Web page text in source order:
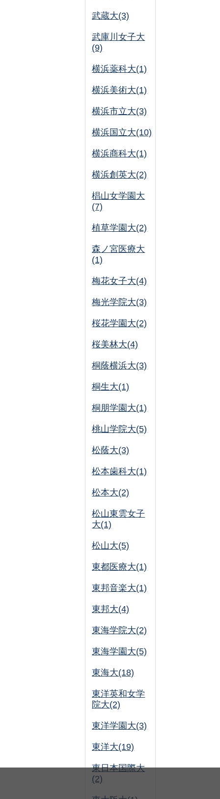
武蔵大(3)
武庫川女子大
(9)
横浜薬科大(1)
横浜美術大(1)
横浜市立大(3)
横浜国立大(10)
横浜商科大(1)
横浜創英大(2)
椙山女学園大
(7)
植草学園大(2)
森ノ宮医療大
(1)
梅花女子大(4)
梅光学院大(3)
桜花学園大(2)
桜美林大(4)
桐蔭横浜大(3)
桐生大(1)
桐朋学園大(1)
桃山学院大(5)
松蔭大(3)
松本歯科大(1)
松本大(2)
松山東雲女子
大(1)
松山大(5)
東都医療大(1)
東邦音楽大(1)
東邦大(4)
東海学院大(2)
東海学園大(5)
東海大(18)
東洋英和女学
院大(2)
東洋学園大(3)
東洋大(19)
東日本国際大
(2)